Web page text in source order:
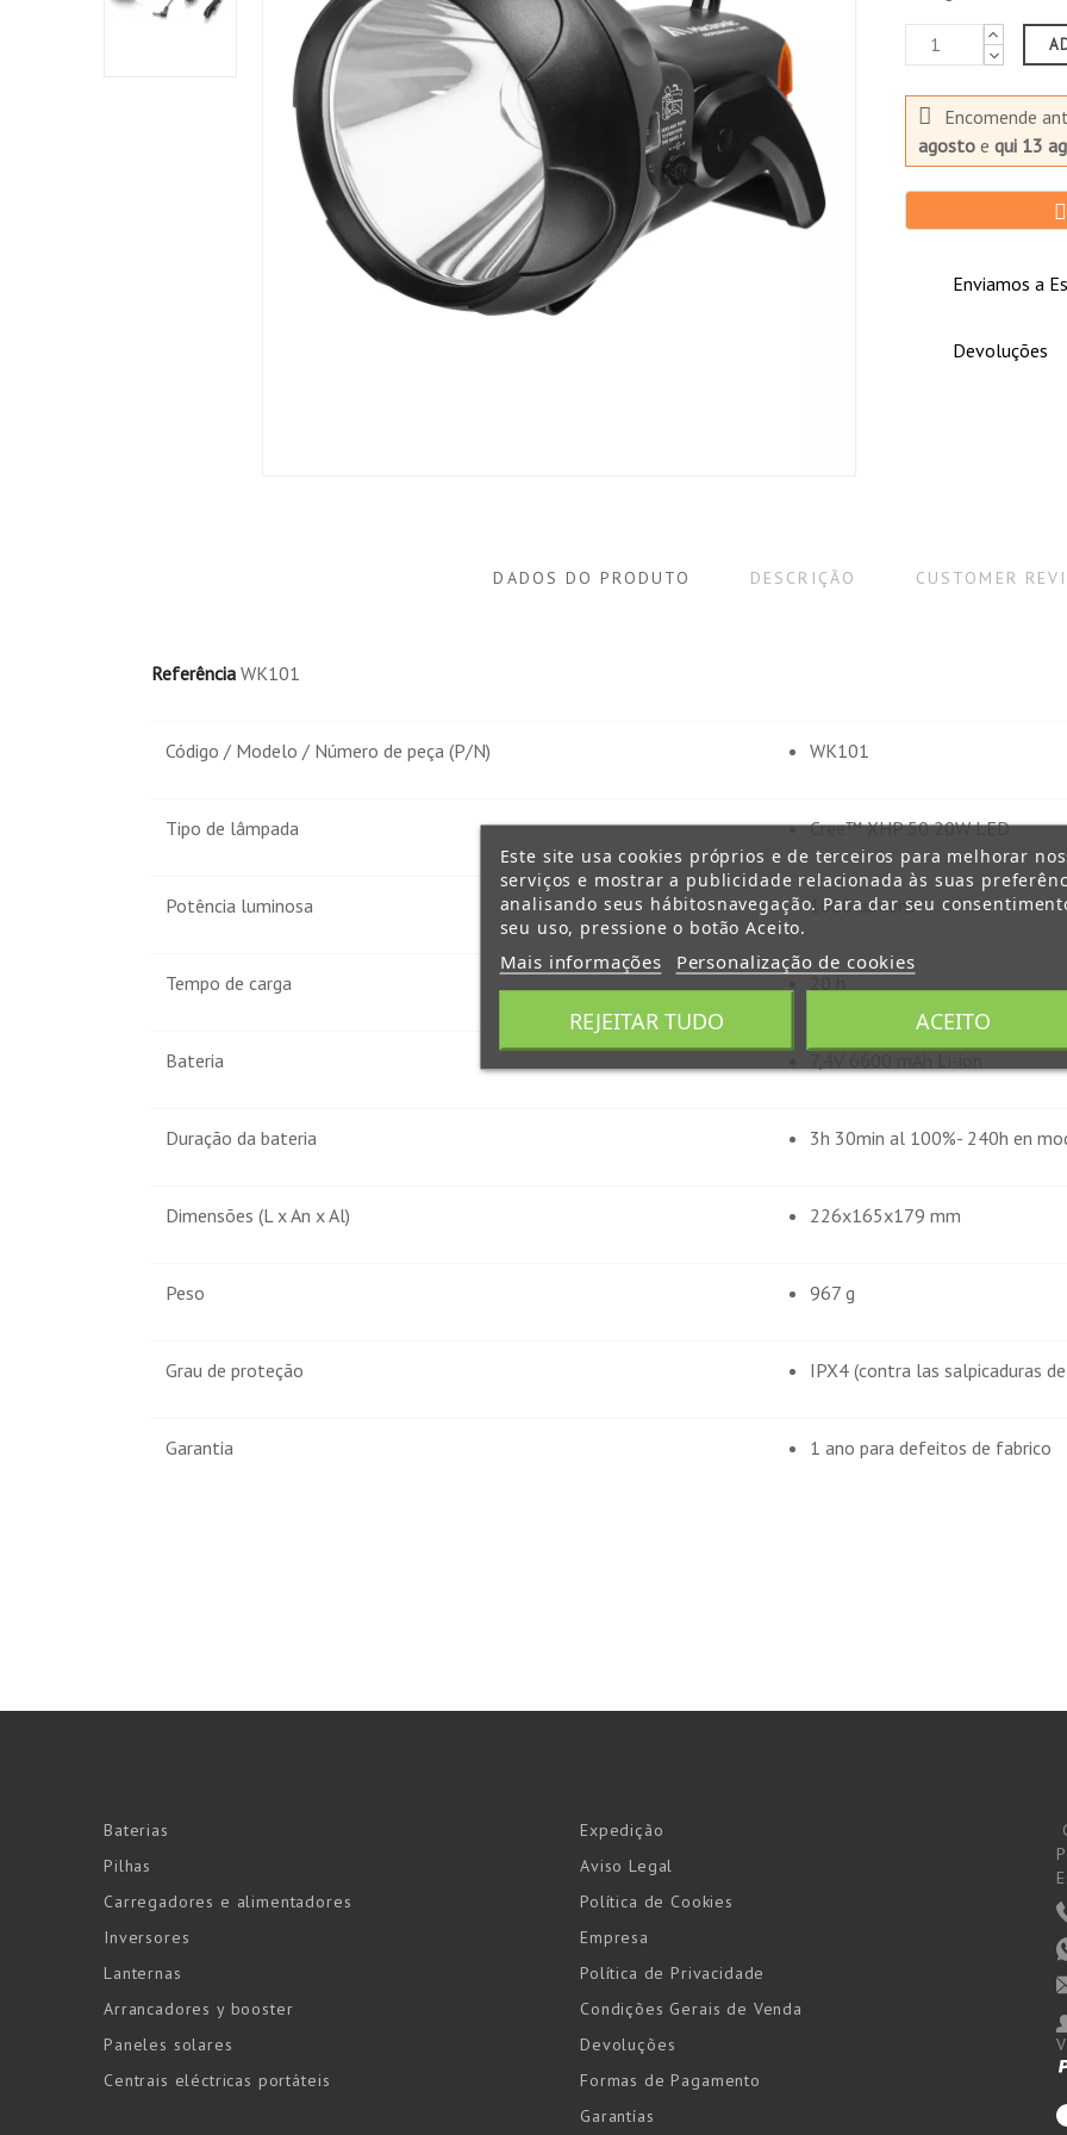
Encomende
agostoe qui 13
Enviamos a
Devoluções
DADOS DO PRODUTO DESCRIÇÃO CUSTOMER
Referência WK101
Código / Modelo / Número de peça (P/N) WK101
Tipo de lâmpada Cree™ XHP 50 20W LED
Potência luminosa 1600 lumens
Tempo de carga
Bateria
Duração da bateria 3h 30min al 100%- 240h en
Dimensões (L x An x Al) 226x165x179 mm
Peso 967 g
Grau de proteção IPX4 (contra las salpicaduras
Garantia 1 ano para defeitos de fabrico
Comprador Verificado
Publicado el 4/7/22, 9:04 AM
si muy bien alumbra muy bien como es muy grande
Baterias
Pilhas
Carregadores e alimentadores
Inversores
Lanternas
Arrancadores y booster
Paneles solares
Centrais eléctricas portáteis
Expedição
Aviso Legal
Política de Cookies
Empresa
Política de Privacidade
Condições Gerais de Venda
Devoluções
Formas de Pagamento
Garantías
Este site usa cookies próprios e de terceiros para melhorar
serviços e mostrar a publicidade relacionada às suas
analisando seus hábitosnavegação. Para dar seu
seu uso, pressione o botão Aceito.
Mais informações Personalização de cookies
REJEITAR TUDO ACEITO